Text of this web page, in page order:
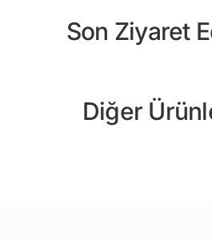
Son Ziyaret
Diğer